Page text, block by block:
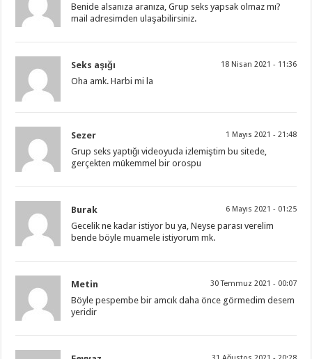
Benide alsanıza aranıza, Grup seks yapsak olmaz mı?
mail adresimden ulaşabilirsiniz.
Seks aşığı 18 Nisan 2021 - 11:36
Oha amk. Harbi mi la
Sezer 1 Mayıs 2021 - 21:48
Grup seks yaptığı videoyuda izlemiştim bu sitede,
gerçekten mükemmel bir orospu
Burak 6 Mayıs 2021 - 01:25
Gecelik ne kadar istiyor bu ya, Neyse parası verelim
bende böyle muamele istiyorum mk.
Metin 30 Temmuz 2021 - 00:07
Böyle pespembe bir amcık daha önce görmedim desem
yeridir